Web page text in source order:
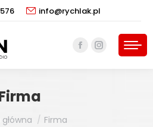
info@rychlak.pl
Facebook
Instagram
Firma